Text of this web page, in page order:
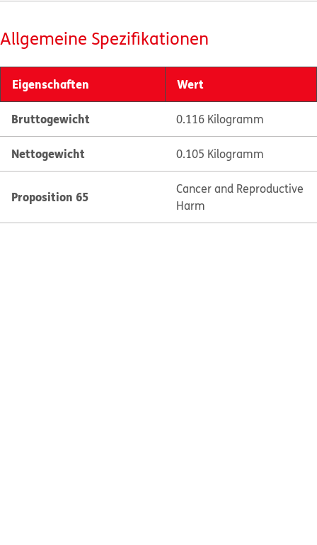
Allgemeine Spezifikationen
Eigenschaften Wert
Bruttogewicht 0.116 Kilogramm
Nettogewicht 0.105 Kilogramm
Proposition 65
Cancer and Reproductive
Harm